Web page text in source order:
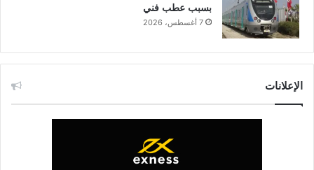
بسبب عطب فني
7 أغسطس، 2026
الإعلانات